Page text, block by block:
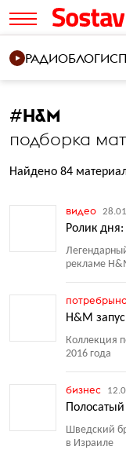
РАДИОБЛОГИ
#H&M
подборка
Найдено 84
видео
Ролик
рекламе
H&M
Коллекция
2016 года
бизнес
Шведский
в Израиле